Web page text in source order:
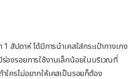
1 สัปดาห์ ได้มีการนำเคสใส่กระเป๋ากางเกง
ร่องรอยการใช้งานเล็กน้อยในบริเวณที่
ใครไม่อยากให้เคสเป็นรอยก็ต้อง